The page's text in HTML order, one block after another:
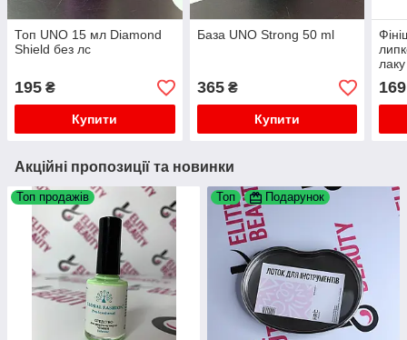
Топ UNO 15 мл Diamond
Shield без лс
195 ₴
Купити
База UNO Strong 50 ml
365₴
Купити
169
Акційні пропозиції та новинки
Топ продажів Топ Подарунок